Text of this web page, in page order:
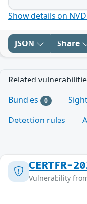
Show details on
JSON Share
Related
Bundles 0
Detection rules
CERTFR-
Vulnerability